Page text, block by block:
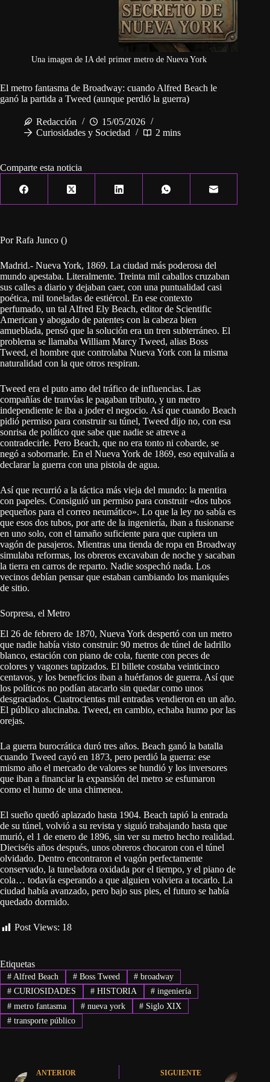
Una imagen de IA del primer metro de Nueva York
El metro fantasma de Broadway: cuando Alfred Beach le
ganó la partida a Tweed (aunque perdió la guerra)
Redacción
15/05/2026
Curiosidades y Sociedad
2 mins
Comparte esta noticia
Por Rafa Junco ()
Madrid.- Nueva York, 1869. La ciudad más poderosa del
mundo apestaba. Literalmente. Treinta mil caballos cruzaban
sus calles a diario y dejaban caer, con una puntualidad casi
poética, mil toneladas de estiércol. En ese contexto
perfumado, un tal Alfred Ely Beach, editor de Scientific
American y abogado de patentes con la cabeza bien
amueblada, pensó que la solución era un tren subterráneo. El
problema se llamaba William Marcy Tweed, alias Boss
Tweed, el hombre que controlaba Nueva York con la misma
naturalidad con la que otros respiran.
Tweed era el puto amo del tráfico de influencias. Las
compañías de tranvías le pagaban tributo, y un metro
independiente le iba a joder el negocio. Así que cuando Beach
pidió permiso para construir su túnel, Tweed dijo no, con esa
sonrisa de político que sabe que nadie se atreve a
contradecirle. Pero Beach, que no era tonto ni cobarde, se
negó a sobornarle. En el Nueva York de 1869, eso equivalía a
declarar la guerra con una pistola de agua.
Así que recurrió a la táctica más vieja del mundo: la mentira
con papeles. Consiguió un permiso para construir «dos tubos
pequeños para el correo neumático». Lo que la ley no sabía es
que esos dos tubos, por arte de la ingeniería, iban a fusionarse
en uno solo, con el tamaño suficiente para que cupiera un
vagón de pasajeros. Mientras una tienda de ropa en Broadway
simulaba reformas, los obreros excavaban de noche y sacaban
la tierra en carros de reparto. Nadie sospechó nada. Los
vecinos debían pensar que estaban cambiando los maniquíes
de sitio.
Sorpresa, el Metro
El 26 de febrero de 1870, Nueva York despertó con un metro
que nadie había visto construir: 90 metros de túnel de ladrillo
blanco, estación con piano de cola, fuente con peces de
colores y vagones tapizados. El billete costaba veinticinco
centavos, y los beneficios iban a huérfanos de guerra. Así que
los políticos no podían atacarlo sin quedar como unos
desgraciados. Cuatrocientas mil entradas vendieron en un año.
El público alucinaba. Tweed, en cambio, echaba humo por las
orejas.
La guerra burocrática duró tres años. Beach ganó la batalla
cuando Tweed cayó en 1873, pero perdió la guerra: ese
mismo año el mercado de valores se hundió y los inversores
que iban a financiar la expansión del metro se esfumaron
como el humo de una chimenea.
El sueño quedó aplazado hasta 1904. Beach tapió la entrada
de su túnel, volvió a su revista y siguió trabajando hasta que
murió, el 1 de enero de 1896, sin ver su metro hecho realidad.
Dieciséis años después, unos obreros chocaron con el túnel
olvidado. Dentro encontraron el vagón perfectamente
conservado, la tuneladora oxidada por el tiempo, y el piano de
cola… todavía esperando a que alguien volviera a tocarlo. La
ciudad había avanzado, pero bajo sus pies, el futuro se había
quedado dormido.
Post Views: 18
Etiquetas
#Alfred Beach #Boss Tweed # broadway
#CURIOSIDADES #HISTORIA # ingeniería
#metro fantasma #nueva york # Siglo XIX
#transporte público
ANTERIOR SIGUIENTE